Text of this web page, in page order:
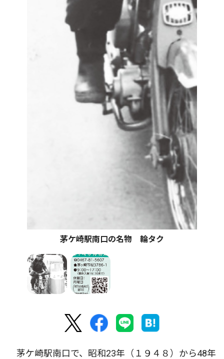
茅ケ崎駅南口の名物 輪タク
茅ケ崎駅南口で、昭和23年（１９４８）から48年